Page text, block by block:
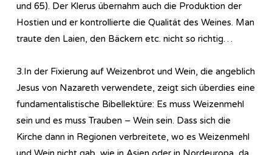
und 65). Der Klerus übernahm auch die Produktion der
Hostien und er kontrollierte die Qualität des Weines. Man
traute den Laien, den Bäckern etc. nicht so richtig…
3.In der Fixierung auf Weizenbrot und Wein, die angeblich
Jesus von Nazareth verwendete, zeigt sich überdies eine
fundamentalistische Bibellektüre: Es muss Weizenmehl
sein und es muss Trauben – Wein sein. Dass sich die
Kirche dann in Regionen verbreitete, wo es Weizenmehl